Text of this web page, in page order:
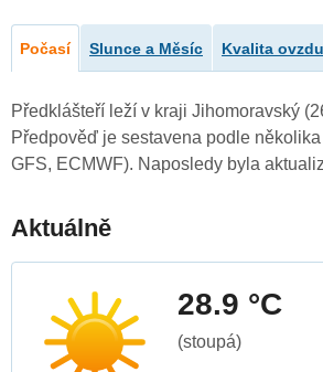
Počasí Slunce a Měsíc Kvalita
Předklášteří leží v kraji Jihomoravský
Předpověď je sestavena podle
GFS, ECMWF). Naposledy byla
Aktuálně
28.9 °C
(stoupá)